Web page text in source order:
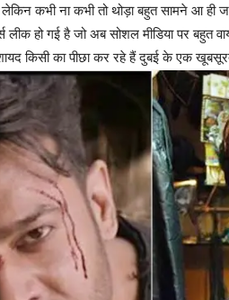
कभी ना कभी तो थोड़ा बहुत सामने आ ही
लीक हो गई है जो अब सोशल मीडिया पर बहुत
किसी का पीछा कर रहे हैं दुबई के एक